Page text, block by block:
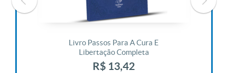
Livro Passos Para A Cura E
Libertação Completa
R$ 13,42